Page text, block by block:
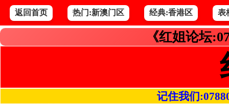
返回首页 热门:新澳门区 经典:香港区 表
《红姐论坛
记住我们